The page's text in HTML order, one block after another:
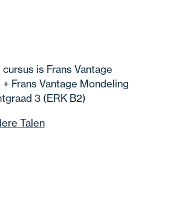
is Frans Vantage
Frans Vantage Mondeling
3 (ERK B2)
Talen